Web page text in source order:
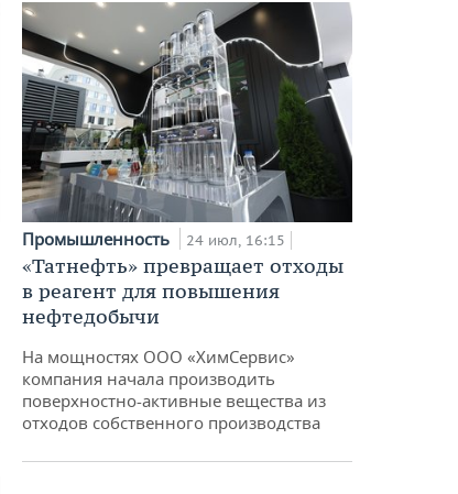
Промышленность 24 июл, 16:15
«Татнефть» превращает отходы
в реагент для повышения
нефтедобычи
На мощностях ООО «ХимСервис»
компания начала производить
поверхностно-активные вещества из
отходов собственного производства